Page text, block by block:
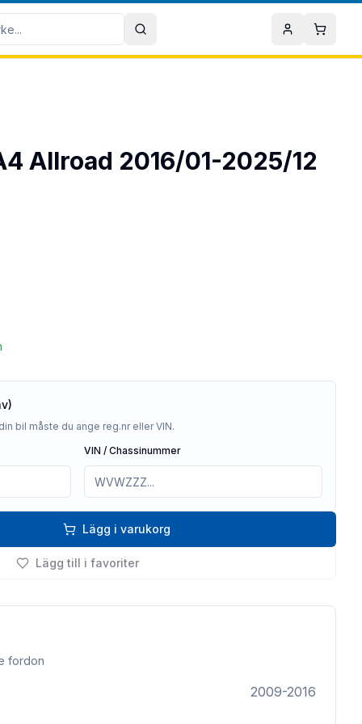
Sök Mitt konto
Allroad 2016/01-2025/12
bil måste du ange reg.nr eller VIN.
VIN / Chassinummer
Lägg i varukorg
Lägg till i favoriter
fordon
2009-2016